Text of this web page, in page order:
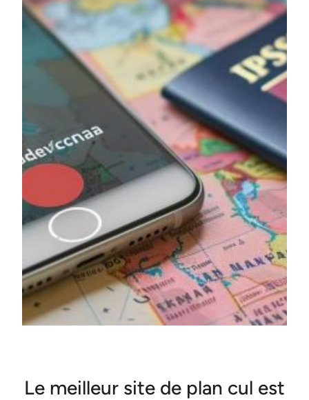
Le meilleur site de plan cul est